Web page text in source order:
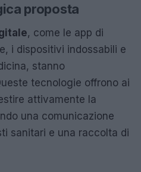
proposta
, come le app di
i dispositivi indossabili e
stanno
tecnologie offrono ai
attivamente la
una comunicazione
sanitari e una raccolta di